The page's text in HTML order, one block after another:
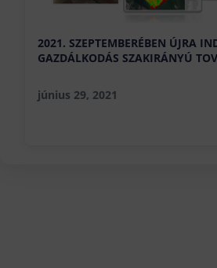
2021. SZEPTEMBERÉBEN ÚJRA
GAZDÁLKODÁS SZAKIRÁNYÚ
június 29, 2021